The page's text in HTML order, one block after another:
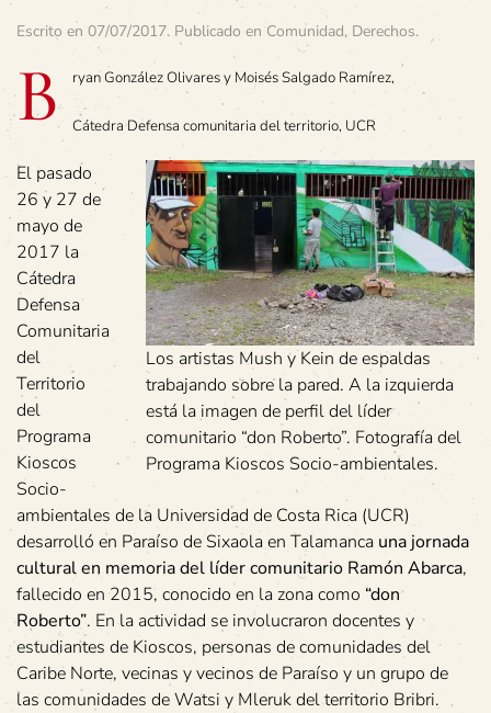
Escrito en 07/07/2017. Publicado en Comunidad, Derechos.
B ryan González Olivares y Moisés Salgado Ramírez,
Cátedra Defensa comunitaria del territorio, UCR
Los artistas Mush y Kein de espaldas
trabajando sobre la pared. A la izquierda
está la imagen de perfil del líder
comunitario “don Roberto”. Fotografía del
Programa Kioscos Socio-ambientales.
El pasado
26 y 27 de
mayo de
2017 la
Cátedra
Defensa
Comunitaria
del
Territorio
del
Programa
Kioscos
Socio-
ambientales de la Universidad de Costa Rica (UCR)
desarrolló en Paraíso de Sixaola en Talamanca una jornada
cultural en memoria del líder comunitario Ramón Abarca,
fallecido en 2015, conocido en la zona como “don
Roberto”. En la actividad se involucraron docentes y
estudiantes de Kioscos, personas de comunidades del
Caribe Norte, vecinas y vecinos de Paraíso y un grupo de
las comunidades de Watsi y Mleruk del territorio Bribri.